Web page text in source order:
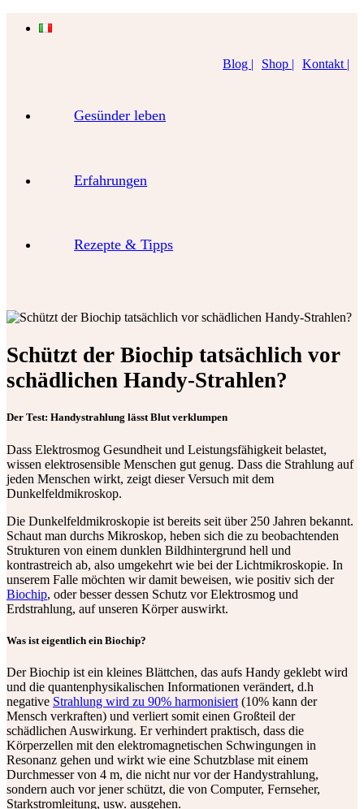
Blog | Shop | Kontakt |
Gesünder leben
Erfahrungen
Rezepte & Tipps
Schützt der Biochip tatsächlich vor
schädlichen Handy-Strahlen?
Der Test: Handystrahlung lässt Blut verklumpen
Dass Elektrosmog Gesundheit und Leistungsfähigkeit belastet,
wissen elektrosensible Menschen gut genug. Dass die Strahlung auf
jeden Menschen wirkt, zeigt dieser Versuch mit dem
Dunkelfeldmikroskop.
Die Dunkelfeldmikroskopie ist bereits seit über 250 Jahren bekannt.
Schaut man durchs Mikroskop, heben sich die zu beobachtenden
Strukturen von einem dunklen Bildhintergrund hell und
kontrastreich ab, also umgekehrt wie bei der Lichtmikroskopie. In
unserem Falle möchten wir damit beweisen, wie positiv sich der
Biochip, oder besser dessen Schutz vor Elektrosmog und
Erdstrahlung, auf unseren Körper auswirkt.
Was ist eigentlich ein Biochip?
Der Biochip ist ein kleines Blättchen, das aufs Handy geklebt wird
und die quantenphysikalischen Informationen verändert, d.h
negative Strahlung wird zu 90% harmonisiert (10% kann der
Mensch verkraften) und verliert somit einen Großteil der
schädlichen Auswirkung. Er verhindert praktisch, dass die
Körperzellen mit den elektromagnetischen Schwingungen in
Resonanz gehen und wirkt wie eine Schutzblase mit einem
Durchmesser von 4 m, die nicht nur vor der Handystrahlung,
sondern auch vor jener schützt, die von Computer, Fernseher,
Starkstromleitung, usw. ausgehen.